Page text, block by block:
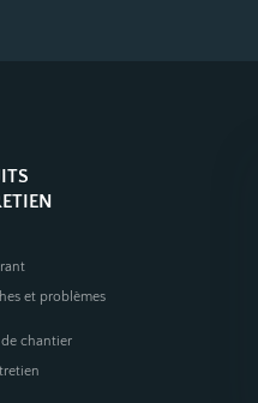
et problèmes
chantier